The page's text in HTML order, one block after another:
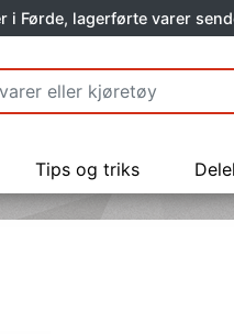
i Førde, lagerførte varer
Tips og triks